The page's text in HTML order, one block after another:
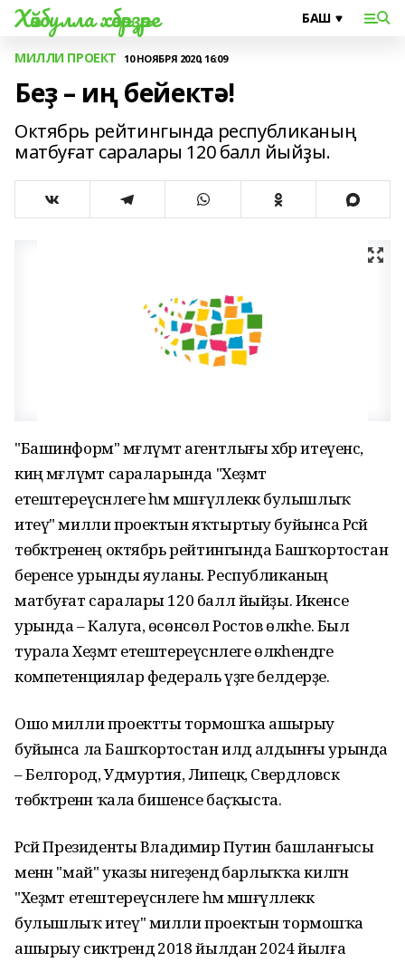
Хәйбулла хәбәрҙәре
МИЛЛИ ПРОЕКТ 10 НОЯБРЯ 2020, 16:09
Беҙ – иң бейектә!
Октябрь рейтингында республиканың
матбуғат саралары 120 балл йыйҙы.
"Башинформ" мәғлүмәт агентлығы хәбәр итеүенсә,
киң мәғлүмәт сараларында "Хеҙмәт
етештереүсәнлеге һәм мәшғүллеккә булышлыҡ
итеү" милли проектын яҡтыртыу буйынса Рәсәй
төбәктәренең октябрь рейтингында Башҡортостан
беренсе урынды яуланы. Республиканың
матбуғат саралары 120 балл йыйҙы. Икенсе
урында – Калуга, өсөнсөлә Ростов өлкәһе. Был
турала Хеҙмәт етештереүсәнлеге өлкәһендәге
компетенциялар федераль үҙәге белдерҙе.
Ошо милли проектты тормошҡа ашырыу
буйынса ла Башҡортостан илдә алдынғы урында
– Белгород, Удмуртия, Липецк, Свердловск
төбәктәренән ҡала бишенсе баҫҡыста.
Рәсәй Президенты Владимир Путин башланғысы
менән "май" указы нигеҙендә барлыҡҡа килгән
"Хеҙмәт етештереүсәнлеге һәм мәшғүллеккә
булышлыҡ итеү" милли проектын тормошҡа
ашырыу сиктәрендә 2018 йылдан 2024 йылға